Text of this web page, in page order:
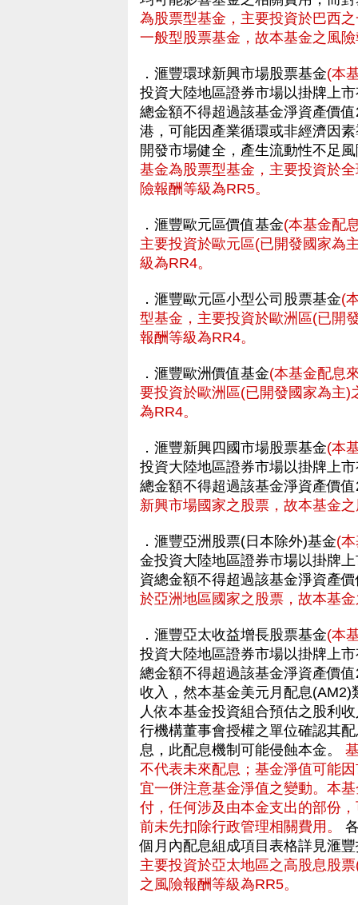
為股票型基金，主要投資於巴西
一般型股票基金，故本基金之風
．滙豐環球新興市場股票基金(本
投資大陸地區證券市場以掛牌上
總金額不得超過該基金淨資產價
港，可能因產業循環或非經濟因
開發市場健全，產生流動性不足
基金為股票型基金，主要投資於
險報酬等級為RR5。
．滙豐歐元區價值基金(本基金配
主要投資於歐元區(已開發國家為
級為RR4。
．滙豐歐元區小型公司股票基金(
型基金，主要投資於歐洲區(已開
報酬等級為RR4。
．滙豐歐洲價值基金(本基金配息
要投資於歐洲區(已開發國家為主
為RR4。
．滙豐新興四國市場股票基金(本
投資大陸地區證券市場以掛牌上
總金額不得超過該基金淨資產價
新興市場國家之股票，故本基金
．滙豐亞洲股票(日本除外)基金(
金投資大陸地區證券市場以掛牌
資總金額不得超過該基金淨資產
於亞洲地區國家之股票，故本基
．滙豐亞太收益增長股票基金(本
投資大陸地區證券市場以掛牌上
總金額不得超過該基金淨資產價
收入，然本基金美元月配息
人依本基金投資組合預估之股利
行機構董事會授權之單位確認其
息，此配息機制可能侵蝕本金。
不代表未來配息；基金淨值可能
宜一併注意基金淨值之變動。本
付，任何涉及由本金支出的部份
前未先扣除行政管理相關費用。
個月內配息組成項目表格詳見滙
主要投資於亞太地區之高股息股
之風險報酬等級為RR5。